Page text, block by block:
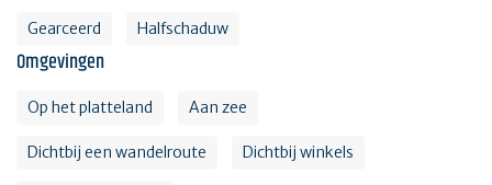
Gearceerd Halfschaduw
Omgevingen
Op het platteland Aan zee
Dichtbij een wandelroute Dichtbij winkels